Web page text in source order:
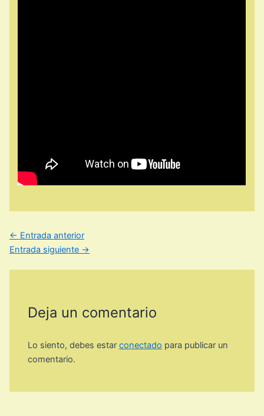
← Entrada anterior
Entrada siguiente →
Deja un comentario
Lo siento, debes estarconectado para publicar un
comentario.